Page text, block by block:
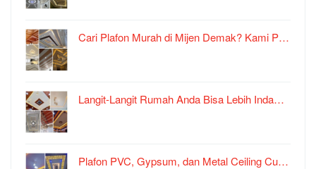
Cari Plafon Murah di Mijen Demak? Kami P…
Langit-Langit Rumah Anda Bisa Lebih Inda…
Plafon PVC, Gypsum, dan Metal Ceiling Cu…